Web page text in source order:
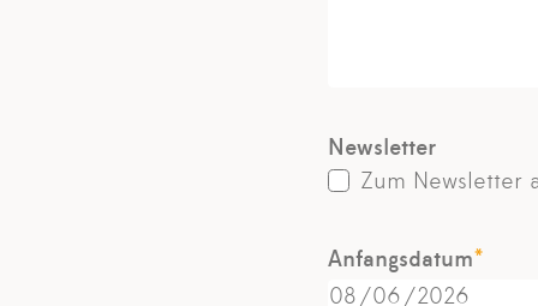
Newsletter
Zum Newsletter
Anfangsdatum*